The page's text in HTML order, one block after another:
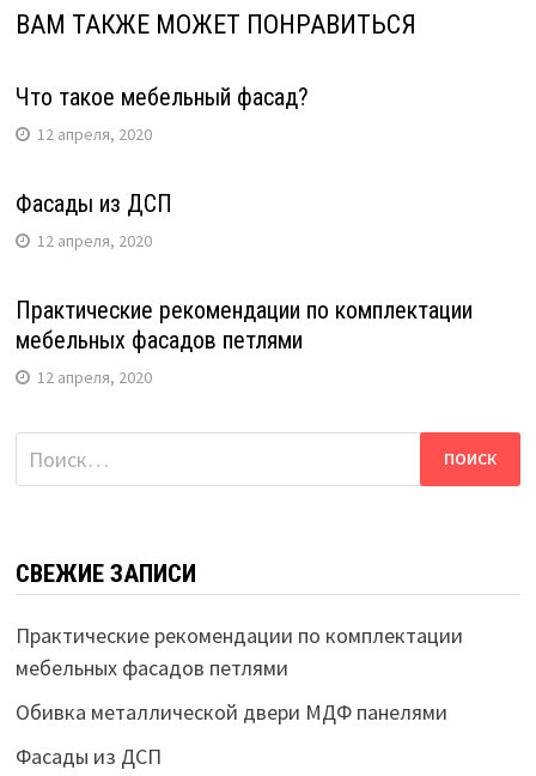
ВАМ ТАКЖЕ МОЖЕТ ПОНРАВИТЬСЯ
Что такое мебельный фасад?
12 апреля, 2020
Фасады из ДСП
12 апреля, 2020
Практические рекомендации по комплектации
мебельных фасадов петлями
12 апреля, 2020
Найти:
СВЕЖИЕ ЗАПИСИ
Практические рекомендации по комплектации
мебельных фасадов петлями
Обивка металлической двери МДФ панелями
Фасады из ДСП